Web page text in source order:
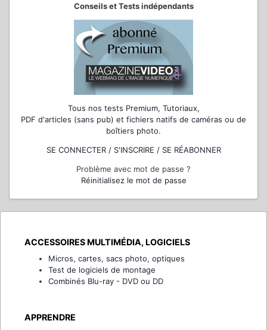
Conseils et Tests indépendants
Tous nos tests Premium, Tutoriaux,
PDF d'articles (sans pub) et fichiers natifs de caméras ou de
boîtiers photo.
SE CONNECTER / S'INSCRIRE / SE RÉABONNER
Problème avec mot de passe ?
Réinitialisez le mot de passe
ACCESSOIRES MULTIMÉDIA, LOGICIELS
Micros, cartes, sacs photo, optiques
Test de logiciels de montage
Combinés Blu-ray - DVD ou DD
APPRENDRE